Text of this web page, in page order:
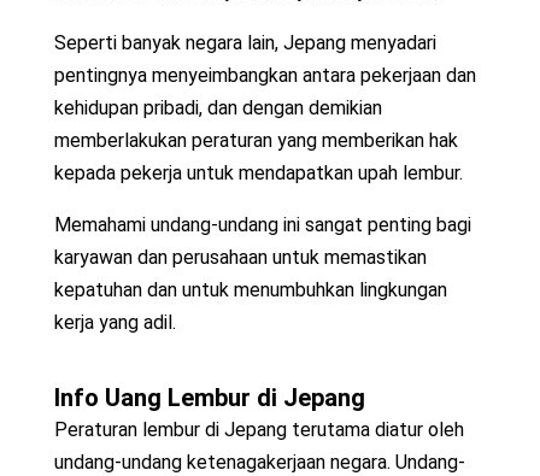
Seperti banyak negara lain, Jepang menyadari
pentingnya menyeimbangkan antara pekerjaan dan
kehidupan pribadi, dan dengan demikian
memberlakukan peraturan yang memberikan hak
kepada pekerja untuk mendapatkan upah lembur.
Memahami undang-undang ini sangat penting bagi
karyawan dan perusahaan untuk memastikan
kepatuhan dan untuk menumbuhkan lingkungan
kerja yang adil.
Info Uang Lembur di Jepang
Peraturan lembur di Jepang terutama diatur oleh
undang-undang ketenagakerjaan negara. Undang-